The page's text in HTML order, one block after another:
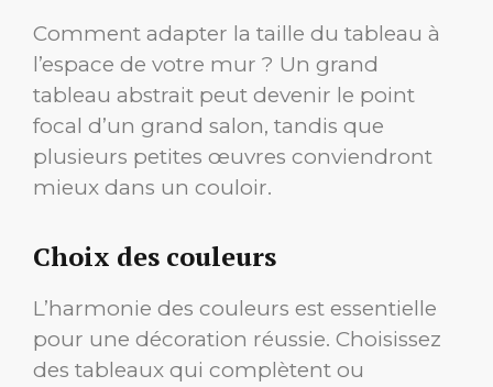
Comment adapter la taille du tableau à
l’espace de votre mur ? Un grand
tableau abstrait peut devenir le point
focal d’un grand salon, tandis que
plusieurs petites œuvres conviendront
mieux dans un couloir.
Choix des couleurs
L’harmonie des couleurs est essentielle
pour une décoration réussie. Choisissez
des tableaux qui complètent ou